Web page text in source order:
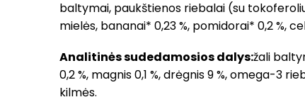
baltymai, paukštienos riebalai (su
mielės, bananai* 0,23 %, pomidorai* 0,2 %,
Analitinės sudedamosios dalys:žali
0,2 %, magnis 0,1 %, drėgnis 9 %, omega-3
kilmės.